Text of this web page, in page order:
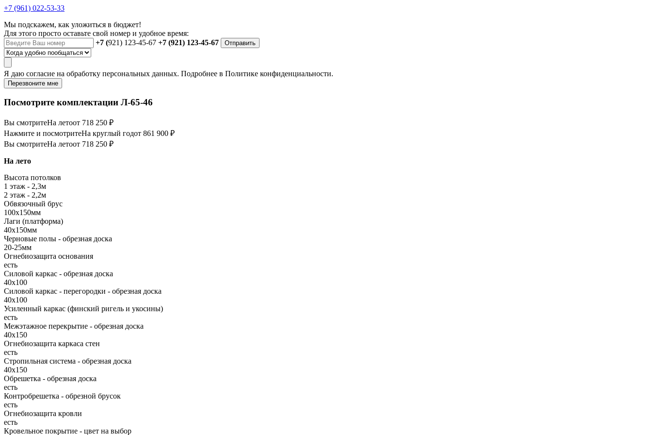
+7 (961) 022-53-33
Мы подскажем, как уложиться в бюджет!
Для этого просто оставьте свой номер и удобное время:
+7 (921) 123-45-67 +7 (921) 123-45-67 Отправить
Я даю согласие на обработку персональных данных. Подробнее в Политике конфиденциальности.
Перезвоните мне
Посмотрите комплектации Л-65-46
Вы смотритеНа летоот 718 250 ₽
Нажмите и посмотритеНа круглый годот 861 900 ₽
Вы смотритеНа летоот 718 250 ₽
На лето
Высота потолков
1 этаж - 2,3м
2 этаж - 2,2м
Обвязочный брус
100х150мм
Лаги (платформа)
40х150мм
Черновые полы - обрезная доска
20-25мм
Огнебиозащита основания
есть
Силовой каркас - обрезная доска
40х100
Силовой каркас - перегородки - обрезная доска
40х100
Усиленный каркас (финский ригель и укосины)
есть
Межэтажное перекрытие - обрезная доска
40х150
Огнебиозащита каркаса стен
есть
Стропильная система - обрезная доска
40х150
Обрешетка - обрезная доска
есть
Контробрешетка - обрезной брусок
есть
Огнебиозащита кровли
есть
Кровельное покрытие - цвет на выбор